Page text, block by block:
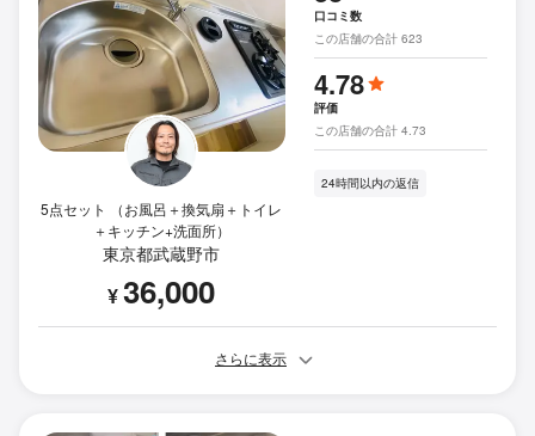
5点セット （お風呂＋換気扇＋トイレ
＋キッチン+洗面所）
東京都武蔵野市
¥36,000
口コミ数
この店舗の合計 623
4.78
評価
この店舗の合計 4.73
24時間以内の返信
さらに表示